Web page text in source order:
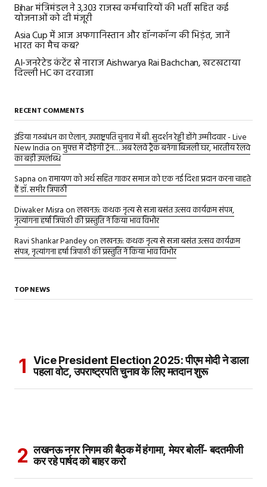
Bihar मंत्रिमंडल ने 3,303 राजस्व कर्मचारियों की भर्ती सहित कई
योजनाओं को दी मंजूरी
Asia Cup में आज अफगानिस्तान और हॉन्गकॉन्ग की भिड़ंत, जानें
भारत का मैच कब?
AI-जनरेटेड कंटेंट से नाराज Aishwarya Rai Bachchan, खटखटाया
दिल्ली HC का दरवाजा
RECENT COMMENTS
इंडिया गठबंधन का ऐलान, उपराष्ट्रपति चुनाव में बी. सुदर्शन रेड्डी होंगे उम्मीदवार - Live
New Indiaonमुफ्त में दौड़ेगी ट्रेन… अब रेलवे ट्रैक बनेगा बिजली घर, भारतीय रेलवे
का बड़ी उपलब्धि
Sapnaonरामायण को अर्थ सहित गाकर समाज को एक नई दिशा प्रदान करना चाहते
हैं डॉ. समीर त्रिपाठी
Diwaker Misraonलखनऊ: कथक नृत्य से सजा बसंत उत्सव कार्यक्रम संपन्न,
नृत्यांगना हर्षा त्रिपाठी की प्रस्तुति ने किया भाव विभोर
Ravi Shankar Pandeyonलखनऊ: कथक नृत्य से सजा बसंत उत्सव कार्यक्रम
संपन्न, नृत्यांगना हर्षा त्रिपाठी की प्रस्तुति ने किया भाव विभोर
TOP NEWS
Vice President Election 2025: पीएम मोदी ने डाला
पहला वोट, उपराष्ट्रपति चुनाव के लिए मतदान शुरू
लखनऊ नगर निगम की बैठक में हंगामा, मेयर बोलीं- बदतमीजी
कर रहे पार्षद को बाहर करो